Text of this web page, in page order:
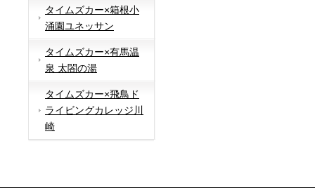
タイムズカー×箱根小
涌園ユネッサン
タイムズカー×有馬温
泉 太閤の湯
タイムズカー×飛鳥ド
ライビングカレッジ川
崎